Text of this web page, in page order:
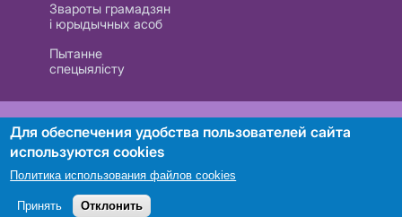
Звароты грамадзян
і юрыдычных асоб
Пытанне
спецыялісту
РУП «Белтэлекам». УНП 101007741
Пошук
Для обеспечения удобства пользователей сайта
используются cookies
Политика использования файлов cookies
Принять Отклонить